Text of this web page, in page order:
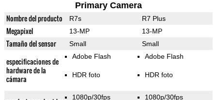
Primary Camera
Nombre del producto R7s R7 Plus
Megapixel 13-MP 13-MP
Tamaño del sensor Small Small
especificaciones de
hardware de la
cámara
Adobe Flash
HDR foto
Adobe Flash
HDR foto
1080p/30fps 1080p/30fps